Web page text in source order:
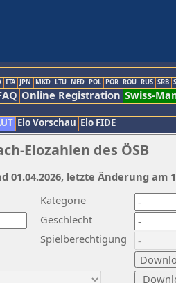
ITA JPN MKD LTU NED POL POR ROU RUS SRB
Online Registration Swiss-
Elo Vorschau Elo FIDE
Elozahlen des ÖSB
Kategorie
Geschlecht
Spielberechtigung
01.04.2026, letzte Änderung am